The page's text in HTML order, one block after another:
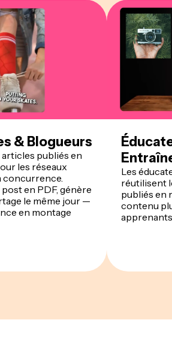
& Blogueurs
publiés en
les réseaux
concurrence.
en PDF, génère
le même jour —
en montage
Les
réutilisent
publiés en
contenu